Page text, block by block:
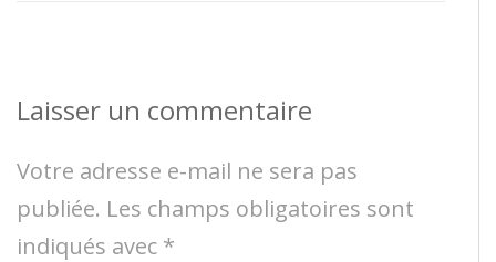
Laisser un commentaire
Votre adresse e-mail ne sera pas
publiée. Les champs obligatoires sont
indiqués avec *